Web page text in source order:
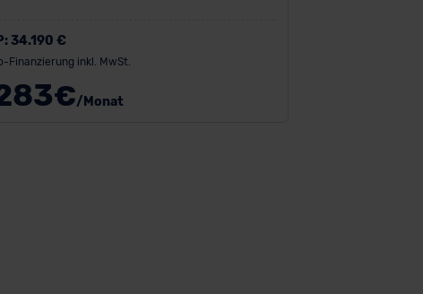
34.190 €
Finanzierung inkl. MwSt.
€/Monat